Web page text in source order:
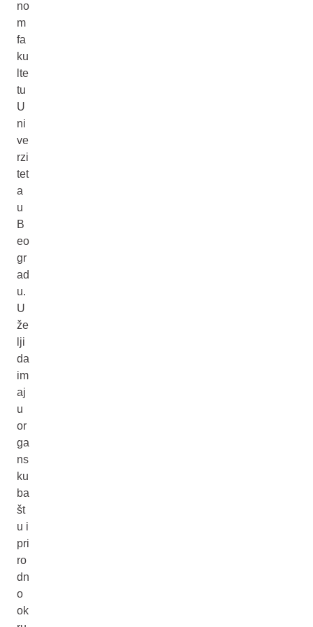
no
m
fa
ku
lte
tu
U
ni
ve
rzi
tet
a
u
B
eo
gr
ad
u.
U
že
lji
da
im
aj
u
or
ga
ns
ku
ba
št
u i
pri
ro
dn
o
ok